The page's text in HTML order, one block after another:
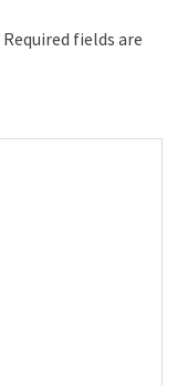
Required fields are